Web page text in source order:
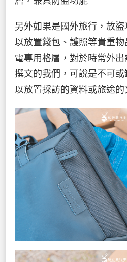
另外如果是國外旅行，放盜
以放置錢包、護照等貴重
電專用格層，對於時常外出
撰文的我們，可說是不可或
以放置採訪的資料或旅途的